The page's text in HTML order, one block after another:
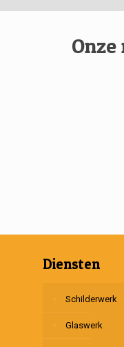
Diensten
Schilderwerk
Glaswerk